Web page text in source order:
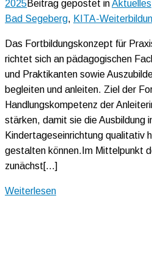
2025Beitrag gepostet inAktuelles
Bad Segeberg, KITA-
Das Fortbildungskonzept für
richtet sich an pädagogischen
und Praktikanten sowie
begleiten und anleiten. Ziel der
Handlungskompetenz der
stärken, damit sie die Ausbildung
Kindertageseinrichtung qualitativ
gestalten können.Im Mittelpunkt
zunächst[…]
Weiterlesen